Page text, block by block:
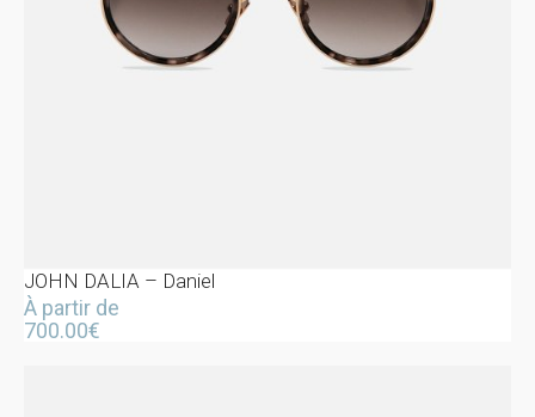
JOHN DALIA – Daniel
À partir de
700.00€